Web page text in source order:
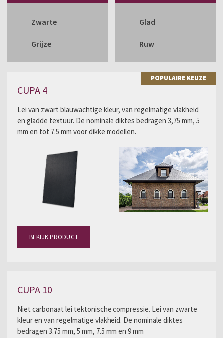
Zwarte
Grijze
Glad
Ruw
POPULAIRE KEUZE
CUPA 4
Lei van zwart blauwachtige kleur, van regelmatige vlakheid
en gladde textuur. De nominale diktes bedragen 3,75 mm, 5
mm en tot 7.5 mm voor dikke modellen.
BEKIJK PRODUCT
CUPA 10
Niet carbonaat lei tektonische compressie. Lei van zwarte
kleur en van regelmatige vlakheid. De nominale diktes
bedragen 3.75 mm, 5 mm, 7.5 mm en 9 mm